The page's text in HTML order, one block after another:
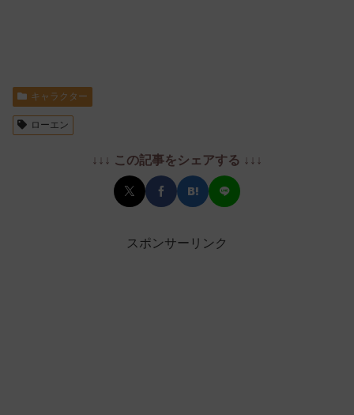
キャラクター
ローエン
↓↓↓ この記事をシェアする ↓↓↓
スポンサーリンク